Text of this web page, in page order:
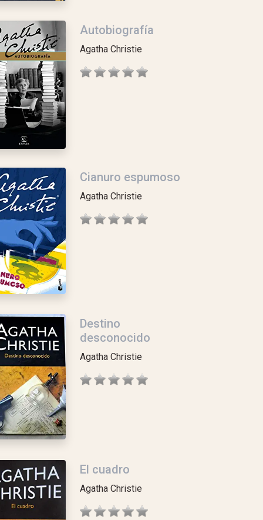
Autobiografía
Agatha Christie
Cianuro espumoso
Agatha Christie
Destino
desconocido
Agatha Christie
El cuadro
Agatha Christie